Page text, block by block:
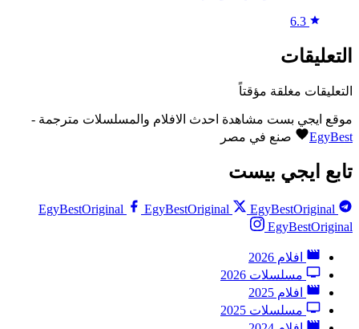
6.3
التعليقات
التعليقات مغلقة مؤقتاً
موقع ايجي بست مشاهدة احدث الافلام والمسلسلات مترجمة -
EgyBest
صنع في مصر
تابع ايجي بيست
EgyBestOriginal EgyBestOriginal
EgyBestOriginal
EgyBestOriginal
افلام 2026
مسلسلات 2026
افلام 2025
مسلسلات 2025